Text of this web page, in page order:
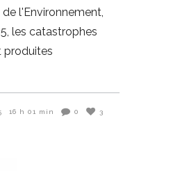
l'Environnement,
les catastrophes
produites
16 h 01 min 0 3